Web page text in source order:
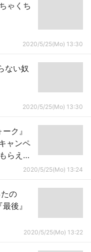
ゃくち
2020/5/25(Mo) 13:30
ない奴
2020/5/25(Mo) 13:30
ク』
ャンペ
らえ
2020/5/25(Mo) 13:24
の
後』
2020/5/25(Mo) 13:22